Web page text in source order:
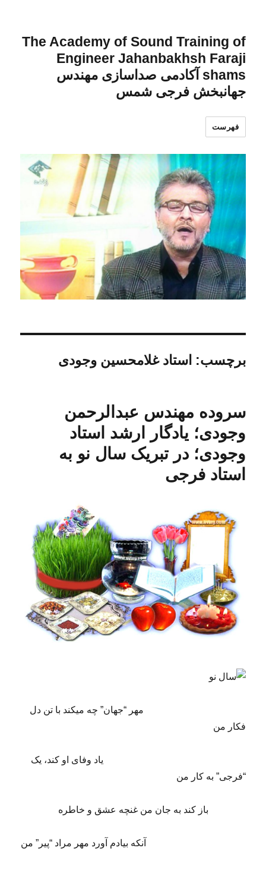
The Academy of Sound Training of
Engineer Jahanbakhsh Faraji
shams آکادمی صداسازی مهندس
جهانبخش فرجی شمس
فهرست
برچسب: استاد غلامحسین وجودی
سروده مهندس عبدالرحمن
وجودی؛ یادگار ارشد استاد
وجودی؛ در تبریک سال نو به
استاد فرجی
مهر “جهان” چه میکند با تن دل
فکار من
یاد وفای او کند، یک
“فرجی” به کار من
باز کند به جان من غنچه عشق و خاطره
آنکه بیادم آورد مهر مراد “پیر” من